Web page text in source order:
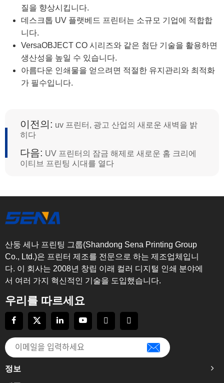
질을 향상시킵니다.
데스크톱 UV 플랫베드 프린터는 소규모 기업에 적합합
니다.
VersaOBJECT CO 시리즈와 같은 첨단 기술을 활용하면
생산성을 높일 수 있습니다.
아름다운 인쇄물을 얻으려면 적절한 유지관리와 최적화
가 필수입니다.
이전의: uv 프린터, 광고 산업의 새로운 새벽을 밝
히다
다음: UV 프린터의 잠금 해제로 새로운 홈 크리에
이티브 프린팅 시대를 열다
산둥 세나 프린팅 그룹(Shandong Sena Printing Group
Co., Ltd.)은 프린터 제조를 전문으로 하는 제조업체입니
다. 이 회사는 2008년 창립 이래 컬러 디지털 인쇄 분야에
서 여러 가지 혁신적인 기술을 도입했습니다.
우리를 따르세요
정보